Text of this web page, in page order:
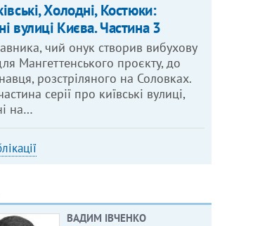
Холодні, Костюки:
вулиці Києва. Частина 3
чий онук створив вибухову
Мангеттенського проєкту, до
розстріляного на Соловках.
серії про київські вулиці,
на…
ВАДИМ ІВЧЕНКО